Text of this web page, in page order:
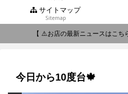
サイトマップ
Sitemap
【 ⚠️お店の最新ニュースはこち
今日から10度台🍁